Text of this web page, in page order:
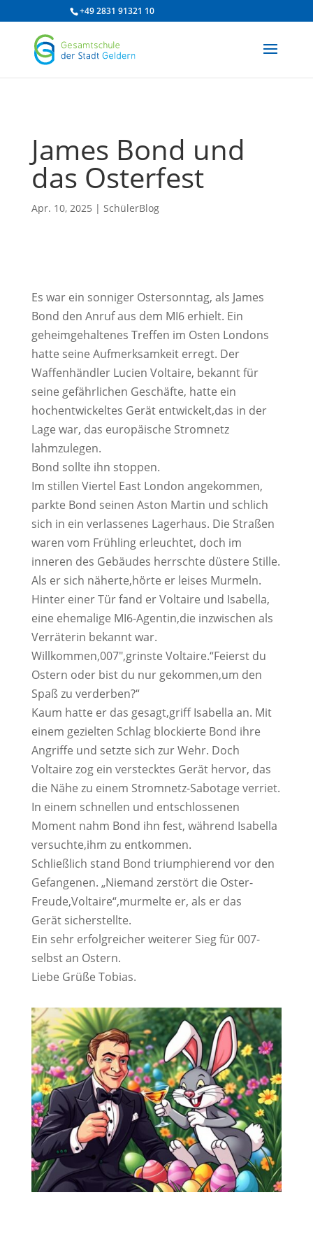
+49 2831 91321 10
James Bond und
das Osterfest
Apr. 10, 2025 | SchülerBlog
Es war ein sonniger Ostersonntag, als James
Bond den Anruf aus dem MI6 erhielt. Ein
geheimgehaltenes Treffen im Osten Londons
hatte seine Aufmerksamkeit erregt. Der
Waffenhändler Lucien Voltaire, bekannt für
seine gefährlichen Geschäfte, hatte ein
hochentwickeltes Gerät entwickelt,das in der
Lage war, das europäische Stromnetz
lahmzulegen.
Bond sollte ihn stoppen.
Im stillen Viertel East London angekommen,
parkte Bond seinen Aston Martin und schlich
sich in ein verlassenes Lagerhaus. Die Straßen
waren vom Frühling erleuchtet, doch im
inneren des Gebäudes herrschte düstere Stille.
Als er sich näherte,hörte er leises Murmeln.
Hinter einer Tür fand er Voltaire und Isabella,
eine ehemalige MI6-Agentin,die inzwischen als
Verräterin bekannt war.
Willkommen,007″,grinste Voltaire.“Feierst du
Ostern oder bist du nur gekommen,um den
Spaß zu verderben?“
Kaum hatte er das gesagt,griff Isabella an. Mit
einem gezielten Schlag blockierte Bond ihre
Angriffe und setzte sich zur Wehr. Doch
Voltaire zog ein verstecktes Gerät hervor, das
die Nähe zu einem Stromnetz-Sabotage verriet.
In einem schnellen und entschlossenen
Moment nahm Bond ihn fest, während Isabella
versuchte,ihm zu entkommen.
Schließlich stand Bond triumphierend vor den
Gefangenen. „Niemand zerstört die Oster-
Freude,Voltaire“,murmelte er, als er das
Gerät sicherstellte.
Ein sehr erfolgreicher weiterer Sieg für 007-
selbst an Ostern.
Liebe Grüße Tobias.